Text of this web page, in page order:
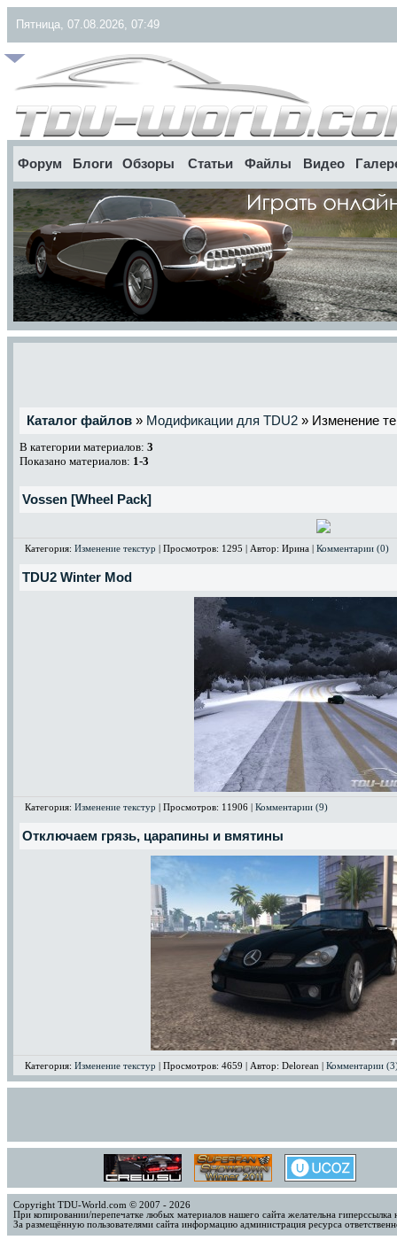
Пятница, 07.08.2026, 07:49
Форум Блоги Обзоры Статьи Файлы Видео
Каталог файлов » Модификации для TDU2 » Изменение
В категории материалов: 3
Показано материалов: 1-3
Vossen [Wheel Pack]
Категория: Изменение текстур | Просмотров: 1295 | Автор: Ирина | Комментарии (0)
TDU2 Winter Mod
Категория: Изменение текстур | Просмотров: 11906 | Комментарии (9)
Отключаем грязь, царапины и вмятины
Категория: Изменение текстур | Просмотров: 4659 | Автор: Delorean | Комментарии
Copyright TDU-World.com © 2007 - 2026
При копировании/перепечатке любых материалов нашего сайта желательна
За размещённую пользователями сайта информацию администрация ресурса